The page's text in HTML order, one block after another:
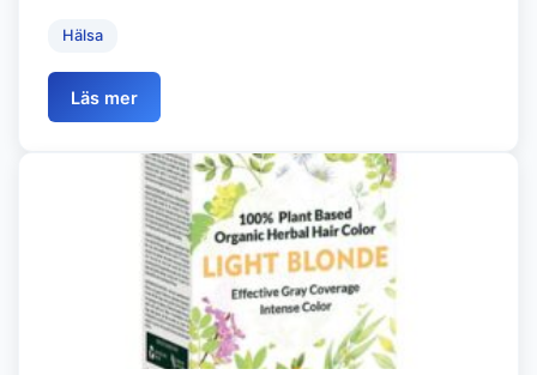
Hälsa
Läs mer